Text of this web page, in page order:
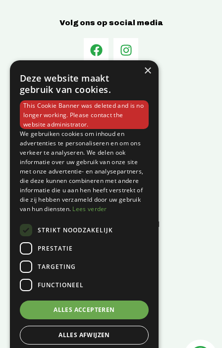
Volg ons op social media
Informatie
Over C-Vin
Contact
Klantenservice
Garantie en klachten
Betaalmethodes
Privacyverklaring
Algemene voorwaarden
Levertijd en kosten
Herroepingsrecht & bedenktijd
KVK:01124270
BTW:NL001447694B61
06 – 121 815 49
×
Deze website maakt
gebruik van cookies.
This Cookie Banner was deleted and is no
longer working. Please contact the
website administrator.
We gebruiken cookies om inhoud en
advertenties te personaliseren en om ons
verkeer te analyseren. We delen ook
informatie over uw gebruik van onze site
met onze advertentie- en analysepartners,
die deze kunnen combineren met andere
informatie die u aan hen heeft verstrekt of
die zij hebben verzameld door uw gebruik
van hun diensten. Lees verder
STRIKT NOODZAKELIJK
PRESTATIE
TARGETING
FUNCTIONEEL
ALLES ACCEPTEREN
ALLES AFWIJZEN